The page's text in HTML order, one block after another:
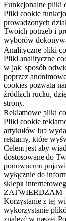
Funkcjonalne pliki
Pliki cookie
prowadzonych
Twoich potrzeb i
wyborów
Analityczne pliki
Pliki analityczne
w jaki sposób
poprzez
cookies pozwala
źródłach ruchu,
strony.
Reklamowe pliki
Pliki cookie
artykułów lub
reklamy, które
Celem jest aby
dostosowane do
ponownemu
wyłącznie do
sklepu
ZATWIERDZAM
Korzystanie z tej
wykorzystanie
znaleźć w naszej